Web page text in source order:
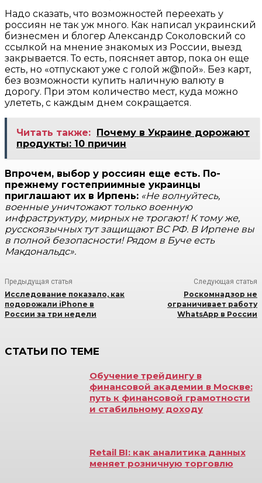
Надо сказать, что возможностей переехать у
россиян не так уж много. Как написал украинский
бизнесмен и блогер Александр Соколовский со
ссылкой на мнение знакомых из России, выезд
закрывается. То есть, поясняет автор, пока он еще
есть, но «отпускают уже с голой ж@пой». Без карт,
без возможности купить наличную валюту в
дорогу. При этом количество мест, куда можно
улететь, с каждым днем сокращается.
Читать также: Почему в Украине дорожают
продукты: 10 причин
Впрочем, выбор у россиян еще есть. По-
прежнему гостеприимные украинцы
приглашают их в Ирпень: «Не волнуйтесь,
военные уничтожают только военную
инфраструктуру, мирных не трогают! К тому же,
русскоязычных тут защищают ВС РФ. В Ирпене вы
в полной безопасности! Рядом в Буче есть
Макдональдс».​
Предыдущая статья
Исследование показало, как
подорожали iPhone в
России за три недели
Следующая статья
Роскомнадзор не
ограничивает работу
WhatsApp в России
СТАТЬИ ПО ТЕМЕ
Обучение трейдингу в
финансовой академии в Москве:
путь к финансовой грамотности
и стабильному доходу
Retail BI: как аналитика данных
меняет розничную торговлю